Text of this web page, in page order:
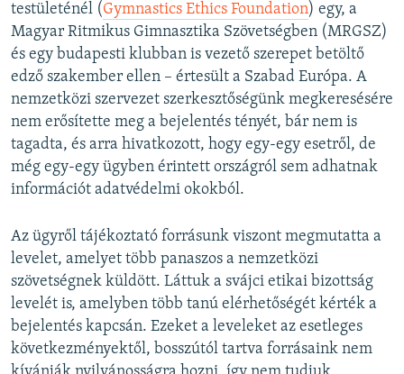
testületénél (Gymnastics Ethics Foundation) egy, a
Magyar Ritmikus Gimnasztika Szövetségben (MRGSZ)
és egy budapesti klubban is vezető szerepet betöltő
edző szakember ellen – értesült a Szabad Európa. A
nemzetközi szervezet szerkesztőségünk megkeresésére
nem erősítette meg a bejelentés tényét, bár nem is
tagadta, és arra hivatkozott, hogy egy-egy esetről, de
még egy-egy ügyben érintett országról sem adhatnak
információt adatvédelmi okokból.
Az ügyről tájékoztató forrásunk viszont megmutatta a
levelet, amelyet több panaszos a nemzetközi
szövetségnek küldött. Láttuk a svájci etikai bizottság
levelét is, amelyben több tanú elérhetőségét kérték a
bejelentés kapcsán. Ezeket a leveleket az esetleges
következményektől, bosszútól tartva forrásaink nem